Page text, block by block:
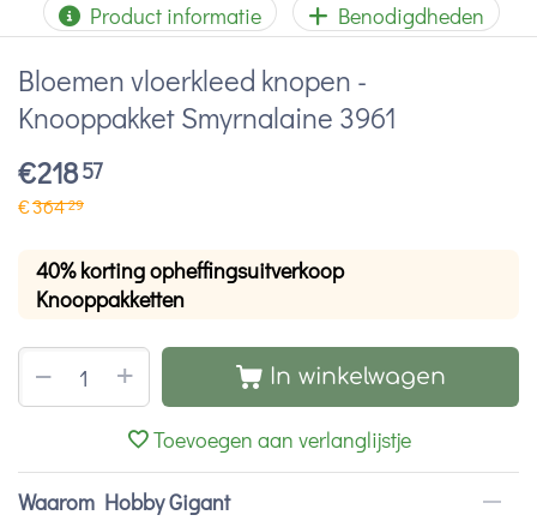
Product informatie Benodigdheden
Bloemen vloerkleed knopen -
Knooppakket Smyrnalaine 3961
€21857
€36429
40% korting opheffingsuitverkoop
Knooppakketten
+
− In winkelwagen
Toevoegen aan verlanglijstje
Waarom Hobby Gigant